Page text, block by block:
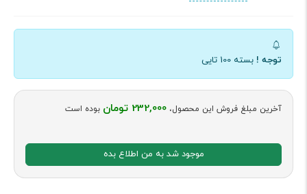
توجه ! بسته 100 تایی
آخرین مبلغ فروش این محصول، 232,000 تومان بوده است
موجود شد به من اطلاع بده